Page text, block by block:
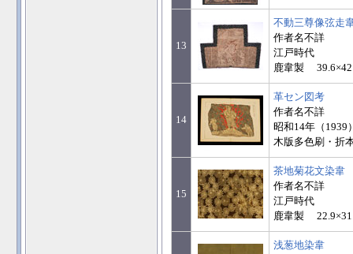
13
不動三尊像弦走
作者名不詳
江戸時代
鹿韋製
14
革セン図考
作者名不詳
昭和14年（1939
木版多色刷・折
15
茶地菊花文染韋
作者名不詳
江戸時代
鹿韋製
浅葱地染韋